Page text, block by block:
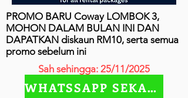
PROMO BARU Coway LOMBOK 3,
MOHON DALAM BULAN INI DAN
DAPATKAN diskaun RM10, serta semua
promo sebelum ini
Sah sehingga: 25/11/2025
WHATSSAPP SEKARANG